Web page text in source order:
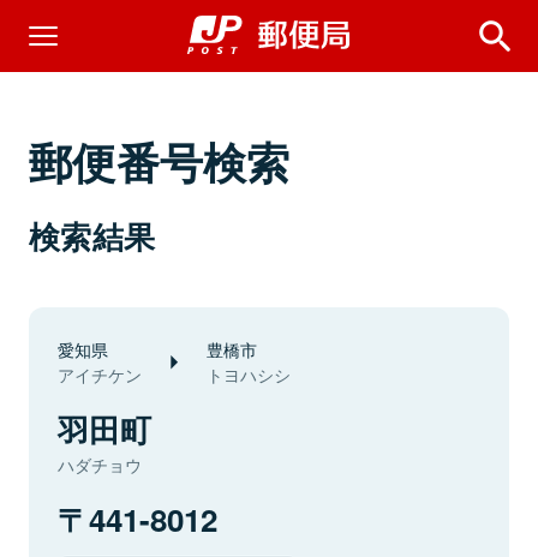
郵便番号検索
検索結果
愛知県
アイチケン
豊橋市
トヨハシシ
羽田町
ハダチョウ
441-8012